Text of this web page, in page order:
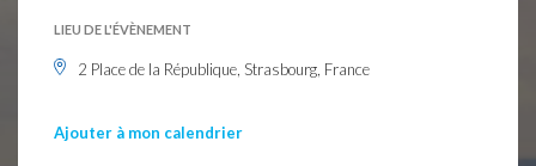
LIEU DE L'ÉVÈNEMENT
2 Place de la République, Strasbourg, France
Ajouter à mon calendrier